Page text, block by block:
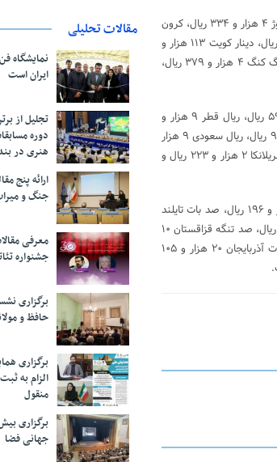
براین اساس هر فرانک سوئیس ۳۵ هزار و ۷۴ ریال، کرون سوئد ۴ هزار و ۲۱۰ ریال، کرون نروژ ۴ هزار و ۳۳۴ ریال، کرون
دانمارک ۵ هزار و ۴۲۴ ریال، روپیه هند ۵۲۹ ریال، درهم امارات متحده عربی ۹ هزار و ۳۰۲ ریال، دینار کویت ۱۱۳ هزار و
۲۲ ریال، صد روپیه پاکستان ۳۲ هزار و ۴۴۵ ریال، صد ین ژاپن ۳۰ هزار و ۵۶۵ ریال، دلار هنگ کنگ ۴ هزار و ۳۷۹ ریال،
نرخ راند آفریقای جنوبی ۲ هزار و ۵۷۴ ریال، لیر ترکیه ۹ هزار و ۴۰۶ ریال، روبل روسیه ۵۹۸ ریال، ریال قطر ۹ هزار و
۱۷۹ ریال، صد دینار عراق ۲ هزار و ۹۲۳ ریال، لیر سوریه ۶۶ ریال، دلار استرالیا ۲۶ هزار و ۹۷۶ ریال، ریال سعودی ۹ هزار
و ۱۱۰ ریال، دینار بحرین ۹۰ هزار و ۶۴۵ ریال، دلار سنگاپور ۲۵ هزار و ۳۳۱ ریال، ده روپیه سریلانکا ۲ هزار و ۲۲۳ ریال و
نرخ صد درام ارمنستان ۷ هزار و ۱۱۰ ریال، دینار لیبی ۲۵ هزار و ۸۰ ریال، یوان چین ۵ هزار و ۱۹۶ ریال، صد بات تایلند
۱۰۳هزار و ۳۴۶ ریال، رینگیت مالزی ۸ هزار و ۹۱ ریال، هزار وون کره جنوبی ۳۰ هزار و ۳۱۵ ریال، صد تنگه قزاقستان ۱۰
هزار و ۲۲۴ ریال، افغانی افغانستان ۵۰۱ ریال، روبل جدید بلاروس ۱۷ هزار و ۳۵۰ ریال، منات آذربایجان ۲۰ هزار و ۱۰۵
مقالات تحلیلی
نمایشگاه
ایران است
تجلیل از
دوره
هنری در
ارائه پنج
جنگ و
معرفی
جشنواره
برگزاری
حافظ و
برگزاری
الزام به
منقول
جهانی فضا